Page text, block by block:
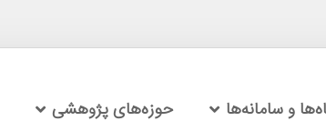
و سامانه‌ها حوزه‌های پژوهشی